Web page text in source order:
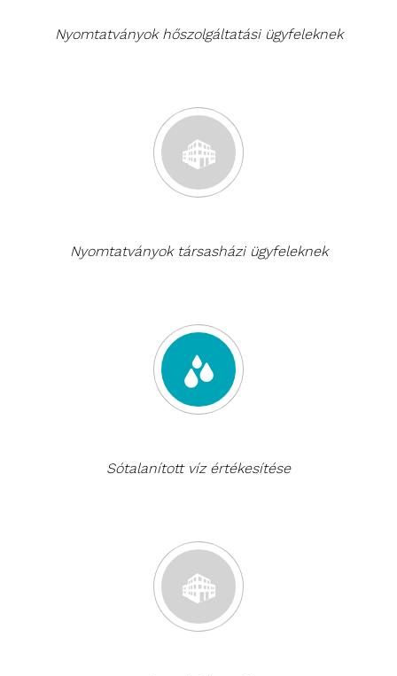
Nyomtatványok hőszolgáltatási ügyfeleknek
Nyomtatványok társasházi ügyfeleknek
Sótalanított víz értékesítése